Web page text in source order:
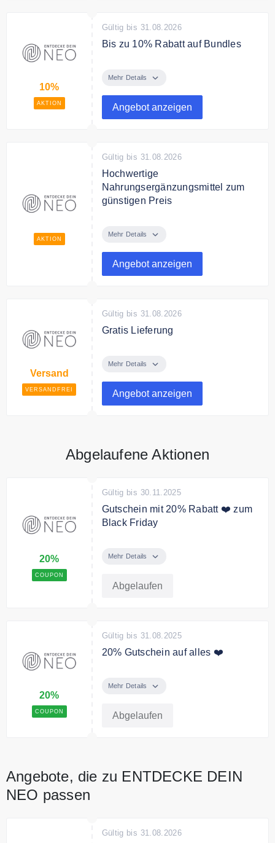
10%
AKTION
Gültig bis 31.08.2026
Bis zu 10% Rabatt auf Bundles
Bundle und spare bis zu 10%.
Mehr Details
Angebot anzeigen
AKTION
Gültig bis 31.08.2026
Hochwertige
Nahrungsergänzungsmittel zum
günstigen Preis
hochwertige
günstigen Preis.
Mehr Details
Angebot anzeigen
Versand
VERSANDFREI
Gültig bis 31.08.2026
Gratis Lieferung
Entdecke Dein Neo
Mehr Details
Angebot anzeigen
Abgelaufene Aktionen
20%
COUPON
Gültig bis 30.11.2025
Gutschein mit 20% Rabatt ❤️ zum
Black Friday
Code 20% Rabatt auf alles, ohne
Mehr Details
Abgelaufen
20%
COUPON
Gültig bis 31.08.2025
20% Gutschein auf alles ❤️
Rabatt auf das gesamte Sortiment.
Mehr Details
Abgelaufen
Angebote, die zu ENTDECKE DEIN
NEO passen
Gültig bis 31.08.2026